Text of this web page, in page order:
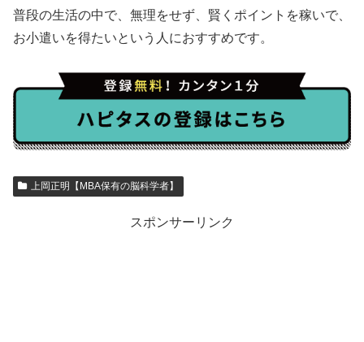
普段の生活の中で、無理をせず、賢くポイントを稼いで、
お小遣いを得たいという人におすすめです。
上岡正明【MBA保有の脳科学者】
スポンサーリンク